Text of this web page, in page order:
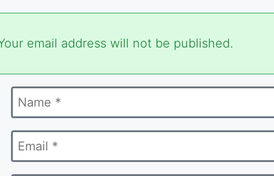
email address will not be published.
Name
*
Email
*